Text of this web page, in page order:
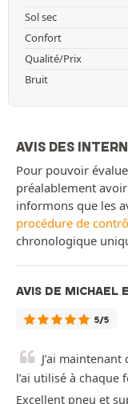
Sol sec
Confort
Qualité/Prix
Bruit
AVIS DES
Pour pouvoir
préalablement
informons que les
procédure de
chronologique
AVIS DE MICHAEL E
5/5
J’ai
l’ai utilisé à
Excellent pneu et